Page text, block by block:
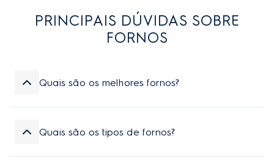
PRINCIPAIS DÚVIDAS SOBRE
FORNOS
Quais são os melhores fornos?
Os fornos Electrolux combinam desempenho, design
durabilidade. Com funções inteligentes, como AirFry,
Quais são os tipos de fornos?
A Electrolux oferece opções de fornos versáteis, que